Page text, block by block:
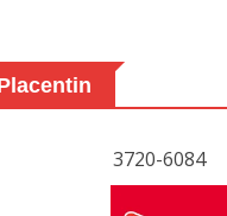
3720-6084